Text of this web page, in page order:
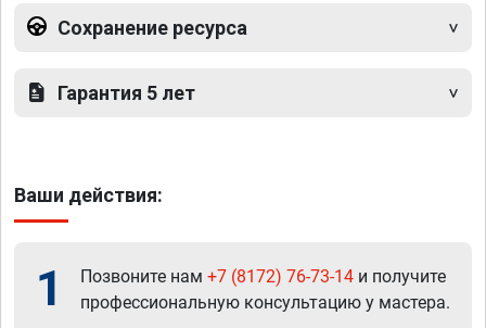
Сохранение ресурса
Гарантия 5 лет
Ваши действия:
1 Позвоните нам +7 (8172) 76-73-14 и получите
профессиональную консультацию у мастера.